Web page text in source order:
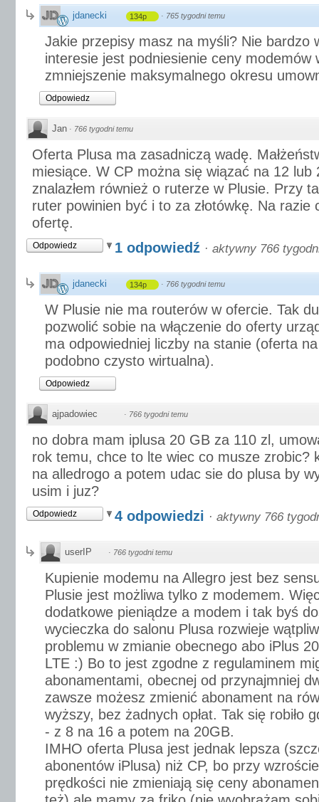
jdanecki 134p · 765 tygodni temu
Jakie przepisy masz na myśli? Nie bardzo
interesie jest podniesienie ceny modemów
zmniejszenie maksymalnego okresu
Odpowiedz
Jan · 766 tygodni temu
Oferta Plusa ma zasadniczą wadę.
miesiące. W CP można się wiązać na 12 lub
znalazłem również o ruterze w Plusie. Przy
ruter powinien być i to za złotówkę. Na razie
ofertę.
Odpowiedz 1 odpowiedź · aktywny 766
jdanecki 134p · 766 tygodni temu
W Plusie nie ma routerów w ofercie. Tak
pozwolić sobie na włączenie do oferty
ma odpowiedniej liczby na stanie (oferta
podobno czysto wirtualna).
Odpowiedz
ajpadowiec · 766 tygodni temu
no dobra mam iplusa 20 GB za 110 zl,
rok temu, chce to lte wiec co musze zrobic?
na alledrogo a potem udac sie do plusa by
usim i juz?
Odpowiedz 4 odpowiedzi · aktywny 766
userIP · 766 tygodni temu
Kupienie modemu na Allegro jest bez
Plusie jest możliwa tylko z modemem.
dodatkowe pieniądze a modem i tak byś
wycieczka do salonu Plusa rozwieje
problemu w zmianie obecnego abo iPlus
LTE :) Bo to jest zgodne z regulaminem
abonamentami, obecnej od przynajmniej
zawsze możesz zmienić abonament na
wyższy, bez żadnych opłat. Tak się robiło
- z 8 na 16 a potem na 20GB.
IMHO oferta Plusa jest jednak lepsza
abonentów iPlusa) niż CP, bo przy
prędkości nie zmieniają się ceny